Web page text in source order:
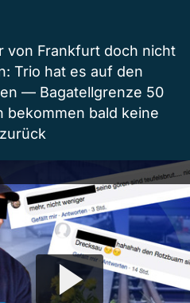
von Frankfurt doch nicht
Trio hat es auf den
— Bagatellgrenze 50
bekommen bald keine